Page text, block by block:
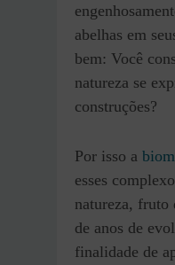
abelhas em
bem: Você
natureza se
construções?
Por isso a
esses
natureza, fruto
de anos de
finalidade de